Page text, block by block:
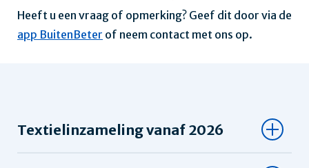
Heeft u een vraag of opmerking? Geef dit door via de
app BuitenBeter of neem contact met ons op.
Textielinzameling vanaf 2026